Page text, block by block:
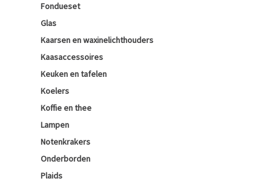
Fondueset
Glas
Kaarsen en waxinelichthouders
Kaasaccessoires
Keuken en tafelen
Koelers
Koffie en thee
Lampen
Notenkrakers
Onderborden
Plaids